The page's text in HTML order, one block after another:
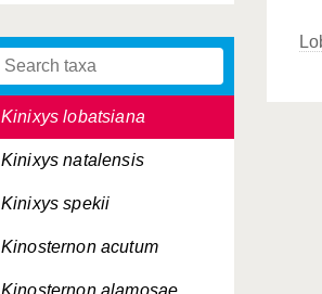
Kinixys homeana
Kinixys lobatsiana
Kinixys natalensis
Kinixys spekii
Kinosternon acutum
Kinosternon alamosae